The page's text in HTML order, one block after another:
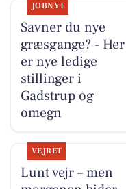
JOBNYT
Savner du nye
græsgange? - Her
er nye ledige
stillinger i
Gadstrup og
omegn
VEJRET
Lunt vejr – men